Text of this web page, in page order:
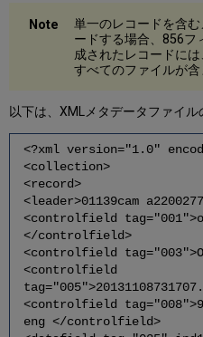
単一のレコードを含
ードする場合、856フ
成されたレコードに
すべてのファイルが含
以下は、XMLメタデータファイル
<?xml version="1.0"
<collection>
<record>
<leader>01139cam
<controlfield
</controlfield>
<controlfield
<controlfield
<controlfield
eng </controlfield>